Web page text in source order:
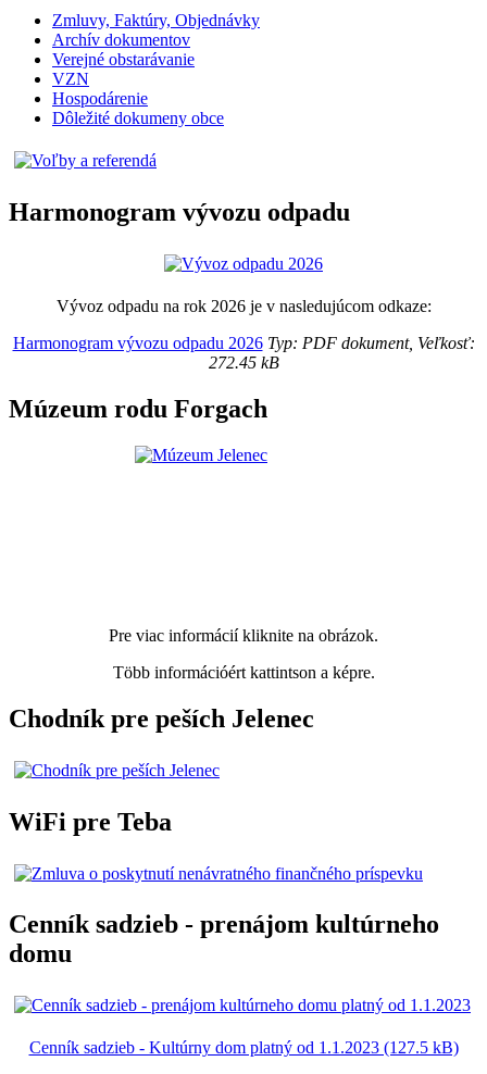
Zmluvy, Faktúry, Objednávky
Archív dokumentov
Verejné obstarávanie
VZN
Hospodárenie
Dôležité dokumeny obce
Harmonogram vývozu odpadu
Vývoz odpadu na rok 2026 je v nasledujúcom odkaze:
Harmonogram vývozu odpadu 2026Typ: PDF dokument, Veľkosť:
272.45 kB
Múzeum rodu Forgach
Pre viac informácií kliknite na obrázok.
Több információért kattintson a képre.
Chodník pre peších Jelenec
WiFi pre Teba
Cenník sadzieb - prenájom kultúrneho
domu
Cenník sadzieb - Kultúrny dom platný od 1.1.2023 (127.5 kB)